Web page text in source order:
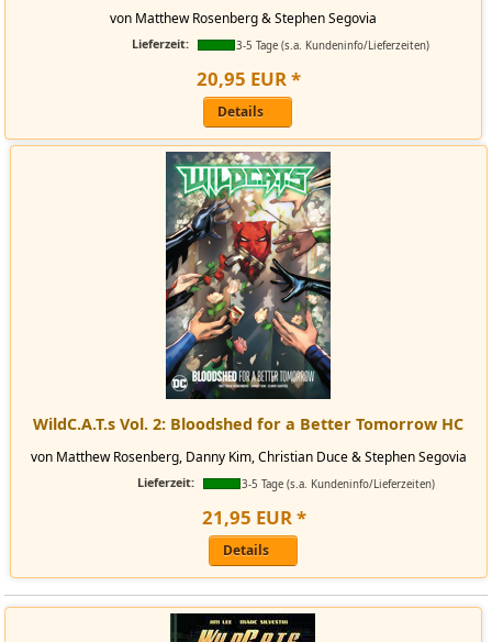
von Matthew Rosenberg & Stephen Segovia
Lieferzeit: 3-5 Tage (s.a. Kundeninfo/Lieferzeiten)
20,95 EUR*
Details
WildC.A.T.s Vol. 2: Bloodshed for a Better Tomorrow HC
von Matthew Rosenberg, Danny Kim, Christian Duce & Stephen Segovia
Lieferzeit: 3-5 Tage (s.a. Kundeninfo/Lieferzeiten)
21,95 EUR*
Details